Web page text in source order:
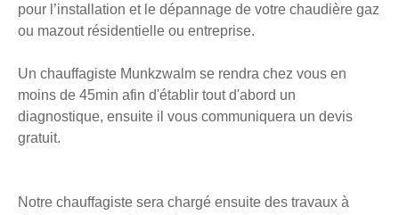
pour l’installation et le dépannage de votre chaudière gaz
ou mazout résidentielle ou entreprise.
Un chauffagiste Munkzwalm se rendra chez vous en
moins de 45min afin d'établir tout d'abord un
diagnostique, ensuite il vous communiquera un devis
gratuit.
Notre chauffagiste sera chargé ensuite des travaux à